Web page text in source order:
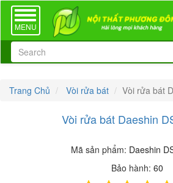
TOGGLE
NAVIGATION
MENU
Trang Chủ Vòi rửa bát Vòi rửa bát
Vòi rửa bát Daeshin
Mã sản phẩm: Daeshin
Bảo hành: 60